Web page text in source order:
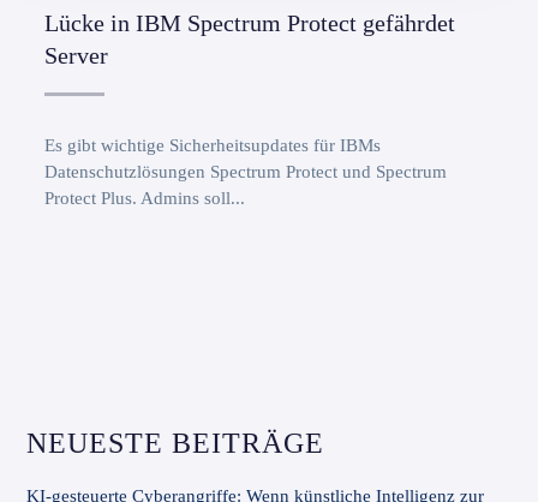
Lücke in IBM Spectrum Protect gefährdet
Server
Es gibt wichtige Sicherheitsupdates für IBMs
Datenschutzlösungen Spectrum Protect und Spectrum
Protect Plus. Admins soll...
NEUESTE BEITRÄGE
KI-gesteuerte Cyberangriffe: Wenn künstliche Intelligenz zur